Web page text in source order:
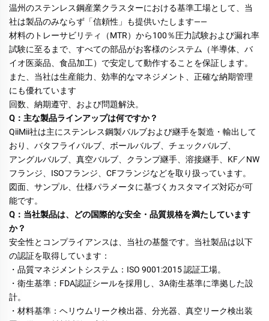
温州のステンレス鋼産業クラスターにおける基準工場として、当
社は製品のみならず「信頼性」も提供いたします——
材料のトレーサビリティ（MTR）から100％圧力試験および漏れ率
試験に至るまで、すべての部品がお客様のシステム（半導体、バ
イオ医薬品、食品加工）で安定して動作することを保証します。
また、当社は生産能力、効率的なマネジメント、正確な納期管理
にも優れています
回数、納期遵守、および問題解決。
Q：主な製品ラインアップは何ですか？
QiiMii社は主にステンレス鋼製バルブおよび継手を製造・輸出して
おり、バタフライバルブ、ボールバルブ、チェックバルブ、
アングルバルブ、真空バルブ、クランプ継手、溶接継手、KF／NW
フランジ、ISOフランジ、CFフランジなどを取り扱っています。
図面、サンプル、仕様パラメータに基づくカスタマイズ対応が可
能です。
Q：当社製品は、どの国際的な安全・品質規格を満たしています
か？
安全性とコンプライアンスは、当社の基盤です。当社製品は以下
の認証を取得しています：
・品質マネジメントシステム：ISO 9001:2015 認証工場。
・衛生基準：FDA認証シールを採用し、3A衛生基準に準拠した設
計。
・材料基準：ヘリウムリーク検出器、分光器、真空リーク検出装